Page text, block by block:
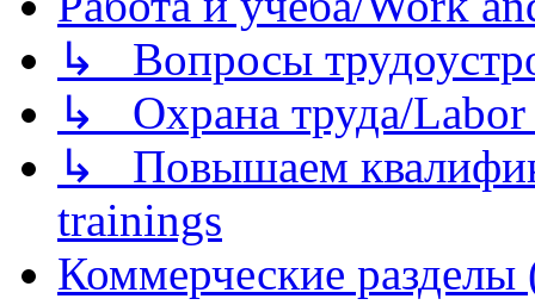
↳ Вопросы
↳ Охрана труда/Labor
↳ Повышаем
trainings
Коммерческие